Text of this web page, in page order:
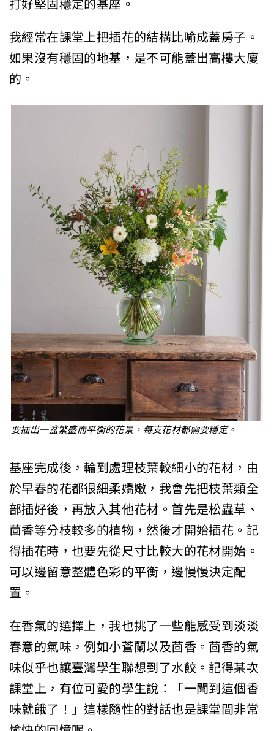
我經常在課堂上把插花的結構比喻成蓋房子。
如果沒有穩固的地基，是不可能蓋出高樓大廈
的。
要插出一盆繁盛而平衡的花景，每支花材都需要穩定。
基座完成後，輪到處理枝葉較細小的花材，由
於早春的花都很細柔嬌嫩，我會先把枝葉類全
部插好後，再放入其他花材。首先是松蟲草、
茴香等分枝較多的植物，然後才開始插花。記
得插花時，也要先從尺寸比較大的花材開始。
可以邊留意整體色彩的平衡，邊慢慢決定配
置。
在香氣的選擇上，我也挑了一些能感受到淡淡
春意的氣味，例如小蒼蘭以及茴香。茴香的氣
味似乎也讓臺灣學生聯想到了水餃。記得某次
課堂上，有位可愛的學生說：「一聞到這個香
味就餓了！」這樣隨性的對話也是課堂間非常